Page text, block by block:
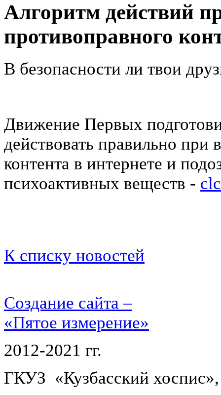
Алгоритм действий
противоправного
В безопасности ли твои
Движение Первых
действовать правильно при
контента в интернете и
психоактивных веществ -
К списку новостей
Создание сайта –
«Пятое измерение»
2012-2021 гг.
ГКУЗ «Кузбасский хоспис»,